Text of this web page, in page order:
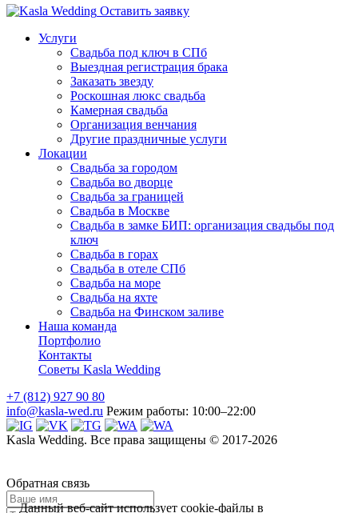
Оставить заявку
Услуги
Свадьба под ключ в СПб
Выездная регистрация брака
Заказать звезду
Роскошная люкс свадьба
Камерная свадьба
Организация венчания
Другие праздничные услуги
Локации
Свадьба за городом
Свадьба во дворце
Свадьба за границей
Свадьба в Москве
Свадьба в замке БИП: организация свадьбы под
ключ
Свадьба в горах
Свадьба в отеле СПб
Свадьба на море
Свадьба на яхте
Свадьба на Финском заливе
Наша команда
Портфолио
Контакты
Советы Kasla Wedding
+7 (812) 927 90 80
info@kasla-wed.ru Pежим работы: 10:00–22:00
Kasla Wedding. Все права защищены © 2017-2026
Обратная связь
Данный веб-сайт использует cookie-файлы в